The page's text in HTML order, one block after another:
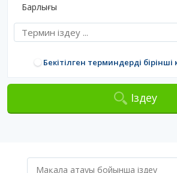
Барлығы
Бекітілген терминдерді бірінші
Іздеу